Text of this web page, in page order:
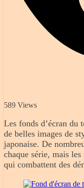
589 Views
Les fonds d’écran du
de belles images de
japonaise. De
chaque série, mais
qui combattent des